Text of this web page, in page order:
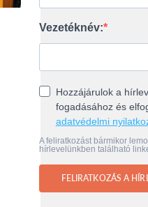
Vezetéknév:
Hozzájárulok a
fogadásához és
adatvédelmi
A feliratkozást bármikor
hírlevelünkben található
FELIRATKOZÁS A